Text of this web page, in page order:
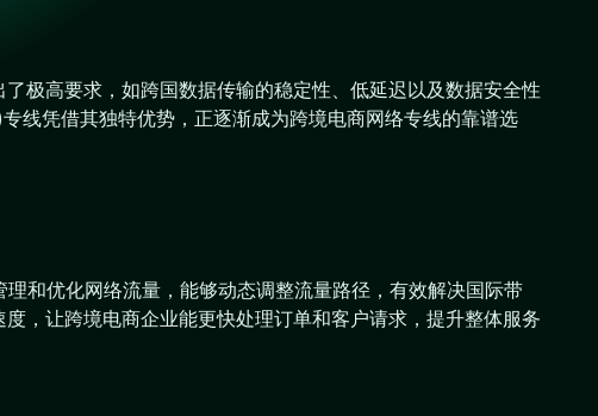
极高要求，如跨国数据传输的稳定性、低延迟以及数据安全性
线凭借其独特优势，正逐渐成为跨境电商网络专线的靠谱选
和优化网络流量，能够动态调整流量路径，有效解决国际带
，让跨境电商企业能更快处理订单和客户请求，提升整体服务